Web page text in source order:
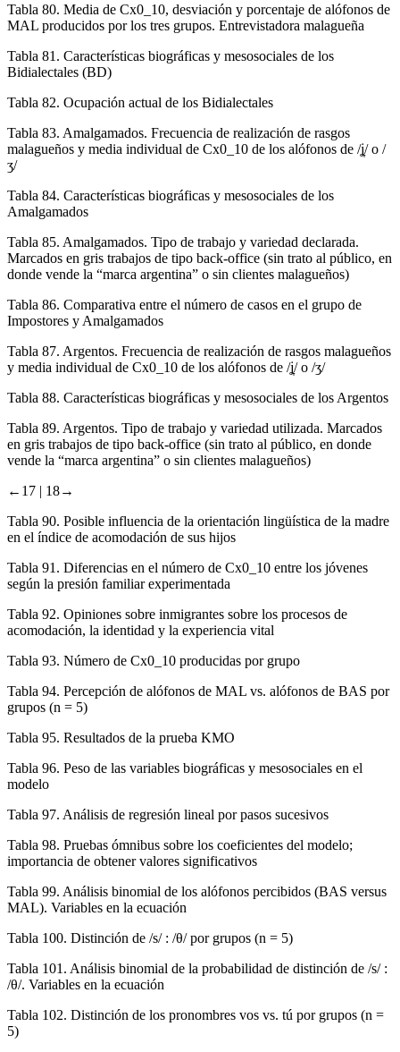
Tabla 80. Media de Cx0_10, desviación y porcentaje de alófonos de
MAL producidos por los tres grupos. Entrevistadora malagueña
Tabla 81. Características biográficas y mesosociales de los
Bidialectales (BD)
Tabla 82. Ocupación actual de los Bidialectales
Tabla 83. Amalgamados. Frecuencia de realización de rasgos
malagueños y media individual de Cx0_10 de los alófonos de /ʝ̞/ o /
ʒ/
Tabla 84. Características biográficas y mesosociales de los
Amalgamados
Tabla 85. Amalgamados. Tipo de trabajo y variedad declarada.
Marcados en gris trabajos de tipo back-office (sin trato al público, en
donde vende la “marca argentina” o sin clientes malagueños)
Tabla 86. Comparativa entre el número de casos en el grupo de
Impostores y Amalgamados
Tabla 87. Argentos. Frecuencia de realización de rasgos malagueños
y media individual de Cx0_10 de los alófonos de /ʝ̞/ o /ʒ/
Tabla 88. Características biográficas y mesosociales de los Argentos
Tabla 89. Argentos. Tipo de trabajo y variedad utilizada. Marcados
en gris trabajos de tipo back-office (sin trato al público, en donde
vende la “marca argentina” o sin clientes malagueños)
←17 | 18→
Tabla 90. Posible influencia de la orientación lingüística de la madre
en el índice de acomodación de sus hijos
Tabla 91. Diferencias en el número de Cx0_10 entre los jóvenes
según la presión familiar experimentada
Tabla 92. Opiniones sobre inmigrantes sobre los procesos de
acomodación, la identidad y la experiencia vital
Tabla 93. Número de Cx0_10 producidas por grupo
Tabla 94. Percepción de alófonos de MAL vs. alófonos de BAS por
grupos (n = 5)
Tabla 95. Resultados de la prueba KMO
Tabla 96. Peso de las variables biográficas y mesosociales en el
modelo
Tabla 97. Análisis de regresión lineal por pasos sucesivos
Tabla 98. Pruebas ómnibus sobre los coeficientes del modelo;
importancia de obtener valores significativos
Tabla 99. Análisis binomial de los alófonos percibidos (BAS versus
MAL). Variables en la ecuación
Tabla 100. Distinción de /s/ : /θ/ por grupos (n = 5)
Tabla 101. Análisis binomial de la probabilidad de distinción de /s/ :
/θ/. Variables en la ecuación
Tabla 102. Distinción de los pronombres vos vs. tú por grupos (n =
5)